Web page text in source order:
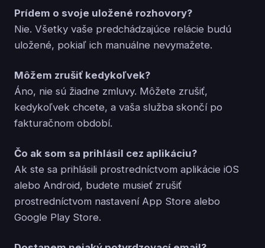
Prídem o svoje uložené rozhovory?
Nie. Všetky vaše predchádzajúce relácie budú
uložené, pokiaľ ich manuálne nevymažete.
Môžem zrušiť kedykoľvek?
Áno, nie sú žiadne zmluvy. Môžete zrušiť,
kedykoľvek chcete, a vaša služba skončí po
fakturačnom období.
Čo ak som sa prihlásil cez aplikáciu?
Ak ste sa prihlásili prostredníctvom aplikácie iOS
alebo Android, budete musieť zrušiť
prostredníctvom nastavení App Store alebo
Google Play Store.